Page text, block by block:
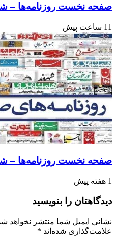
صفحه نخست روزنامه‌ها – شنبه ۱۷
11 ساعت پیش
صفحه نخست روزنامه‌ها – شنبه ۱۰
1 هفته پیش
دیدگاهتان را بنویسید
نشانی ایمیل شما منتشر نخواهد
علامت‌گذاری شده‌اند *